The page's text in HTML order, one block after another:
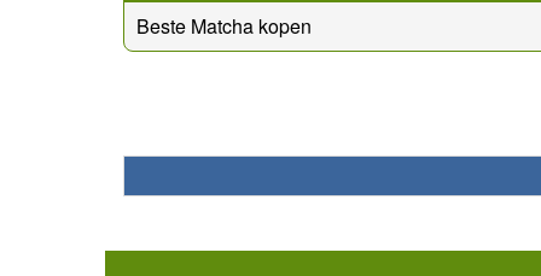
Beste Matcha kopen